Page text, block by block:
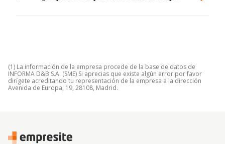
(1) La información de la empresa procede de la base de datos de
INFORMA D&B S.A. (SME) Si aprecias que existe algún error por favor
dirígete acreditando tu representación de la empresa a la dirección
Avenida de Europa, 19, 28108, Madrid.